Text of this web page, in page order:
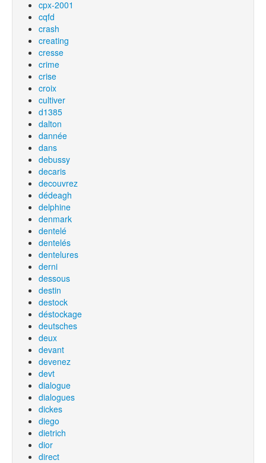
cpx-2001
cqfd
crash
creating
cresse
crime
crise
croix
cultiver
d1385
dalton
dannée
dans
debussy
decaris
decouvrez
dédeagh
delphine
denmark
dentelé
dentelés
dentelures
derni
dessous
destin
destock
déstockage
deutsches
deux
devant
devenez
devt
dialogue
dialogues
dickes
diego
dietrich
dior
direct